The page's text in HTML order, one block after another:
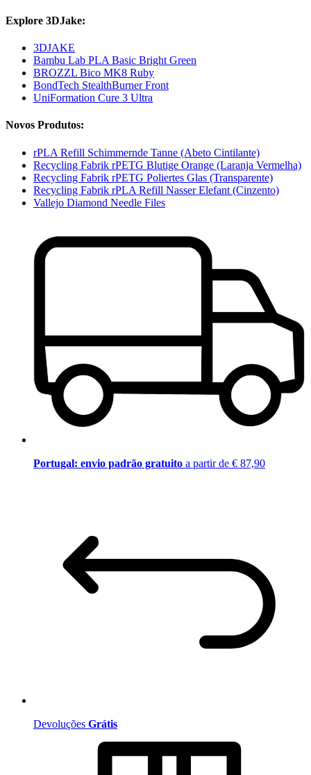
Explore 3DJake:
3DJAKE
Bambu Lab PLA Basic Bright Green
BROZZL Bico MK8 Ruby
BondTech StealthBurner Front
UniFormation Cure 3 Ultra
Novos Produtos:
rPLA Refill Schimmernde Tanne (Abeto Cintilante)
Recycling Fabrik rPETG Blutige Orange (Laranja Vermelha)
Recycling Fabrik rPETG Poliertes Glas (Transparente)
Recycling Fabrik rPLA Refill Nasser Elefant (Cinzento)
Vallejo Diamond Needle Files
Portugal: envio padrão gratuito a partir de € 87,90
Devoluções Grátis